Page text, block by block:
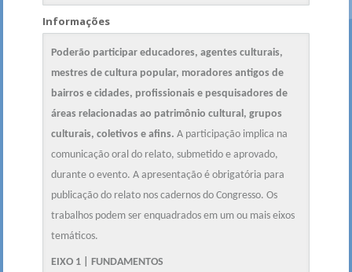
Informações
Poderão participar educadores, agentes culturais,
mestres de cultura popular, moradores antigos de
bairros e cidades, profissionais e pesquisadores de
áreas relacionadas ao patrimônio cultural, grupos
culturais, coletivos e afins.A participação implica na
comunicação oral do relato, submetido e aprovado,
durante o evento. A apresentação é obrigatória para
publicação do relato nos cadernos do Congresso. Os
trabalhos podem ser enquadrados em um ou mais eixos
temáticos.
EIXO 1 | FUNDAMENTOS